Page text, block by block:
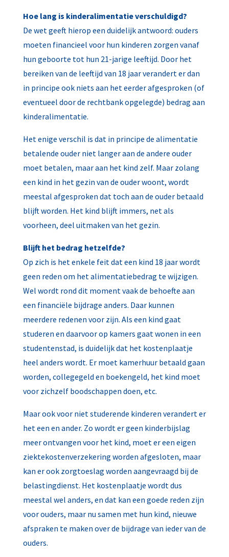
Hoe lang is kinderalimentatie verschuldigd?
De wet geeft hierop een duidelijk antwoord: ouders
moeten financieel voor hun kinderen zorgen vanaf
hun geboorte tot hun 21-jarige leeftijd. Door het
bereiken van de leeftijd van 18 jaar verandert er dan
in principe ook niets aan het eerder afgesproken (of
eventueel door de rechtbank opgelegde) bedrag aan
kinderalimentatie.
Het enige verschil is dat in principe de alimentatie
betalende ouder niet langer aan de andere ouder
moet betalen, maar aan het kind zelf. Maar zolang
een kind in het gezin van de ouder woont, wordt
meestal afgesproken dat toch aan de ouder betaald
blijft worden. Het kind blijft immers, net als
voorheen, deel uitmaken van het gezin.
Blijft het bedrag hetzelfde?
Op zich is het enkele feit dat een kind 18 jaar wordt
geen reden om het alimentatiebedrag te wijzigen.
Wel wordt rond dit moment vaak de behoefte aan
een financiële bijdrage anders. Daar kunnen
meerdere redenen voor zijn. Als een kind gaat
studeren en daarvoor op kamers gaat wonen in een
studentenstad, is duidelijk dat het kostenplaatje
heel anders wordt. Er moet kamerhuur betaald gaan
worden, collegegeld en boekengeld, het kind moet
voor zichzelf boodschappen doen, etc.
Maar ook voor niet studerende kinderen verandert er
het een en ander. Zo wordt er geen kinderbijslag
meer ontvangen voor het kind, moet er een eigen
ziektekostenverzekering worden afgesloten, maar
kan er ook zorgtoeslag worden aangevraagd bij de
belastingdienst. Het kostenplaatje wordt dus
meestal wel anders, en dat kan een goede reden zijn
voor ouders, maar nu samen met hun kind, nieuwe
afspraken te maken over de bijdrage van ieder van de
ouders.